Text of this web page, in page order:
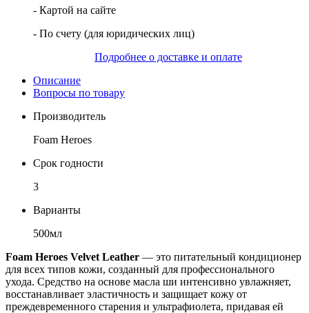
- Картой на сайте
- По счету (для юридических лиц)
Подробнее о доставке и оплате
Описание
Вопросы по товару
Производитель
Foam Heroes
Срок годности
3
Варианты
500мл
Foam Heroes Velvet Leather — это питательный кондиционер
для всех типов кожи, созданный для профессионального
ухода. Средство на основе масла ши интенсивно увлажняет,
восстанавливает эластичность и защищает кожу от
преждевременного старения и ультрафиолета, придавая ей